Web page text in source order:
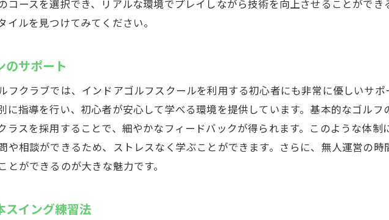
地域コミュニティとの連携
インドアゴルフスクールでゴルフ上達の道を歩むスズヨン
目標設定と達成のサポート
インドアでの上達の実例
スズヨンでの練習プログラム
成功体験を共有するコミュニティ
初心者向けの安心サポート
コースを選択でき、リアルな環境でプレイしながら技術を向上させることがで
ルを見つけてみてください。
のサポート
フクラブでは、インドアゴルフスクールを利用する初心者にも非常に優しいサ
に指導を行い、初心者が安心して学べる環境を提供しています。基本的なゴルフ
ラスを採用することで、細やかなフィードバックが得られます。このような体制
や相談ができるため、ストレスなく学ぶことができます。さらに、無人運営の
ができるのが大きな魅力です。
スイング練習法